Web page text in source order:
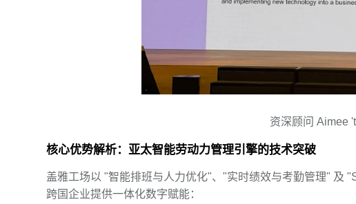
资深顾问 Aimee
核心优势解析：亚太智能劳动力管理引擎的技术突破
盖雅工场以 "智能排班与人力优化"、"实时绩效与考勤管理" 及
跨国企业提供一体化数字赋能：